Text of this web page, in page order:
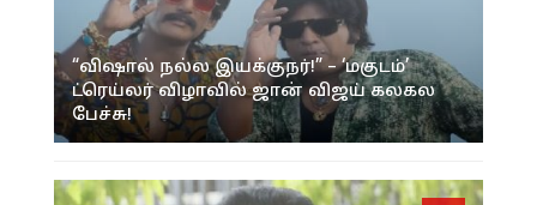
“விஷால் நல்ல இயக்குநர்!” – ‘மகுடம்’
ட்ரெய்லர் விழாவில் ஜான் விஜய் கலகல
பேச்சு!